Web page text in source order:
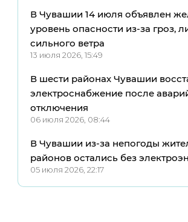
В Чувашии 14 июля объявлен
уровень опасности из-за гроз,
сильного ветра
13 июля 2026, 15:49
В шести районах Чувашии
электроснабжение после
отключения
06 июля 2026, 08:44
В Чувашии из-за непогоды
районов остались без
05 июля 2026, 22:17